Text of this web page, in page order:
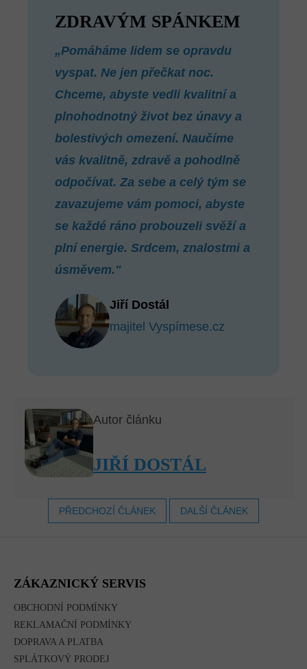
ZDRAVÝM SPÁNKEM
„Pomáháme lidem se opravdu
vyspat. Ne jen přečkat noc.
Chceme, abyste vedli kvalitní a
plnohodnotný život bez únavy a
bolestivých omezení. Naučíme
vás kvalitně, zdravě a pohodlně
odpočívat. Za sebe a celý tým se
zavazujeme vám pomoci, abyste
se každé ráno probouzeli svěží a
plní energie. Srdcem, znalostmi a
úsměvem."
Jiří Dostál
majitel Vyspímese.cz
Autor článku
JIŘÍ DOSTÁL
PŘEDCHOZÍ ČLÁNEK DALŠÍ ČLÁNEK
ZÁKAZNICKÝ SERVIS
OBCHODNÍ PODMÍNKY
REKLAMAČNÍ PODMÍNKY
DOPRAVA A PLATBA
SPLÁTKOVÝ PRODEJ